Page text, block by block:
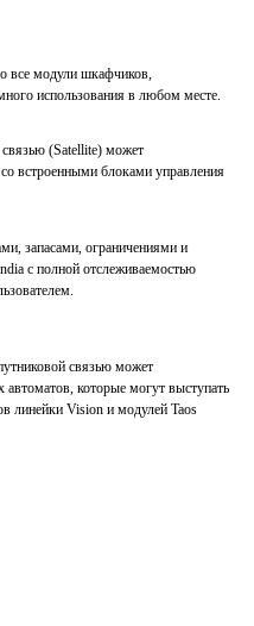
все модули шкафчиков,
использования в любом месте.
(Satellite) может
встроенными блоками управления
запасами, ограничениями и
с полной отслеживаемостью
связью может
автоматов, которые могут выступать
линейки Vision и модулей Taos